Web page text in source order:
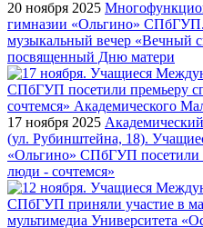
20 ноября 2025
гимназии «Ольгино» СПбГУП.
музыкальный вечер «Вечный
посвященный Дню матери
17 ноября 2025
(ул. Рубинштейна, 18).
«Ольгино» СПбГУП посетили
люди - сочтемся»